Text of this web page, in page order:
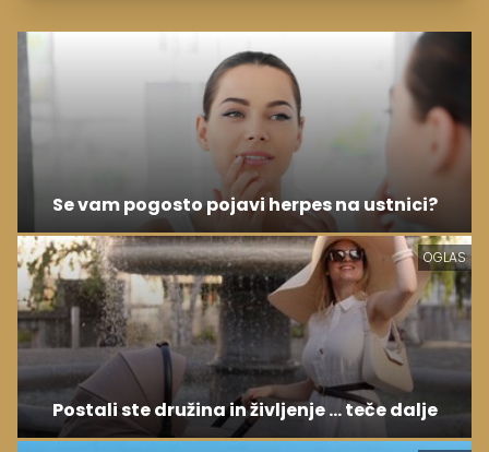
Se vam pogosto pojavi herpes na ustnici?
OGLAS
Postali ste družina in življenje ... teče dalje